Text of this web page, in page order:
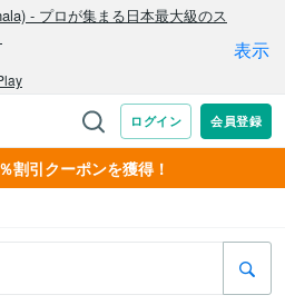
割引クーポンを獲得！